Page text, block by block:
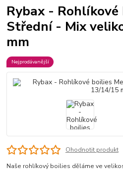
Rybax - Rohlíkové
Střední - Mix
mm
Nejprodávanější
Ohodnotit produkt
Naše rohlíkový boilies děláme ve